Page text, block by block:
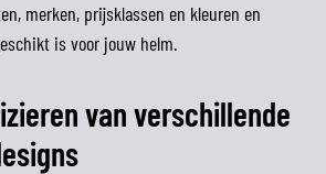
merken, prijsklassen en kleuren en
is voor jouw helm.
van verschillende